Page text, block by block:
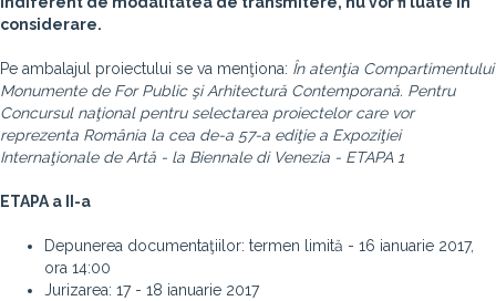
considerare.
Pe ambalajul proiectului se va menţiona: În atenţia Compartimentului
Monumente de For Public şi Arhitectură Contemporană. Pentru
Concursul naţional pentru selectarea proiectelor care vor
reprezenta România la cea de-a 57-a ediţie a Expoziţiei
Internaţionale de Artă - la Biennale di Venezia - ETAPA 1
ETAPA a II-a
Depunerea documentaţiilor: termen limită - 16 ianuarie 2017,
ora 14:00
Jurizarea: 17 - 18 ianuarie 2017